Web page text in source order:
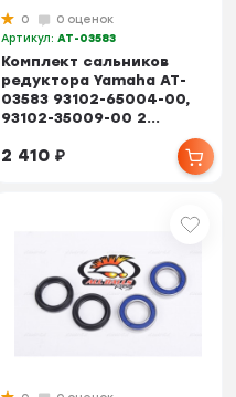
0
0 оценок
Артикул:AT-03583
Комплект сальников
редуктора Yamaha AT-
03583 93102-65004-00,
93102-35009-00 2...
2 410₽